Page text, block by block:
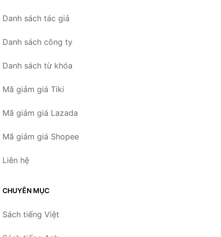
Danh sách tác giả
Danh sách công ty
Danh sách từ khóa
Mã giảm giá Tiki
Mã giảm giá Lazada
Mã giảm giá Shopee
Liên hệ
CHUYÊN MỤC
Sách tiếng Việt